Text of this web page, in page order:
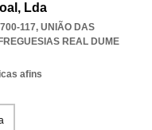
Lda
117, UNIÃO DAS
REAL DUME
afins